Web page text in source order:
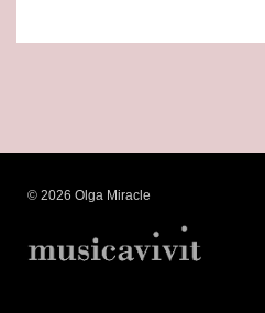
© 2026 Olga Miracle